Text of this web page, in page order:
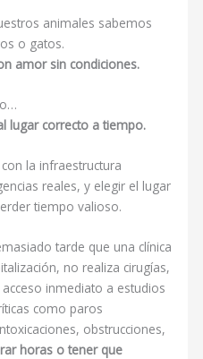
animales sabemos
o gatos.
amor sin condiciones.
lugar correcto a tiempo.
la infraestructura
reales, y elegir el lugar
tiempo valioso.
tarde que una clínica
no realiza cirugías,
inmediato a estudios
como paros
obstrucciones,
horas o tener que